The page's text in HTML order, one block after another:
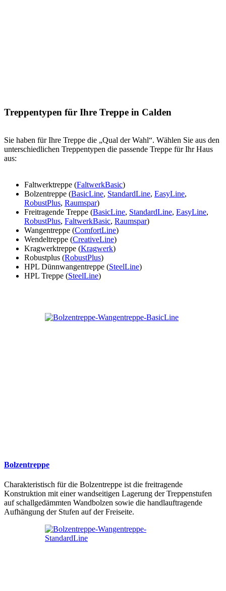
Treppentypen für Ihre Treppe in Calden
Sie haben für Ihre Treppe die „Qual der Wahl“. Wählen Sie aus den
unterschiedlichen Treppentypen die passende Treppe für Ihr Haus
aus:
Faltwerktreppe (FaltwerkBasic)
Bolzentreppe (BasicLine, StandardLine, EasyLine,
RobustPlus, Raumspar)
Freitragende Treppe (BasicLine, StandardLine, EasyLine,
RobustPlus, FaltwerkBasic, Raumspar)
Wangentreppe (ComfortLine)
Wendeltreppe (CreativeLine)
Kragwerktreppe (Kragwerk)
Robustplus (RobustPlus)
HPL Dünnwangentreppe (SteelLine)
HPL Treppe (SteelLine)
Bolzentreppe
Charakteristisch für die Bolzentreppe ist die freitragende
Konstruktion mit einer wandseitigen Lagerung der Treppenstufen
auf schallgedämmten Wandbolzen sowie die handlauftragende
Aufhängung der Stufen auf der Freiseite.